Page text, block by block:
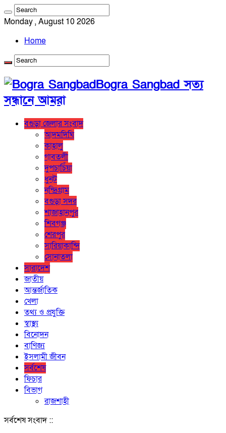
Monday , August 10 2026
Home
Bogra Sangbad সত্য
সন্ধানে আমরা
বগুড়া জেলার সংবাদ
আদমদিঘি
কাহালু
গাবতলী
দুপচাচিঁয়া
ধুনট
নন্দ্রিগ্রাম
বগুড়া সদর
শাজাহানপুর
শিবগঞ্জ
শেরপুর
সারিয়াকান্দি
সোনাতলা
সারাদেশ
জাতীয়
আন্তর্জাতিক
খেলা
তথ্য ও প্রযুক্তি
স্বাস্থ্য
বিনোদন
বাণিজ্য
ইসলামী জীবন
সর্বশেষ
ফিচার
বিভাগ
রাজশাহী
সর্বশেষ সংবাদ ::